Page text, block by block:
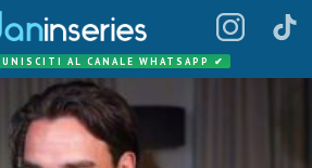
AL CANALE WHATSAPP ✔